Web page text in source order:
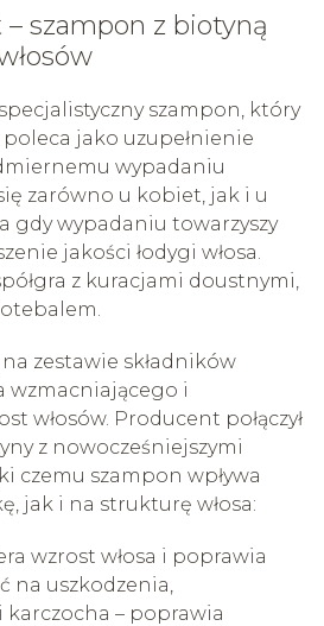
szampon z biotyną
szampon, który
jako uzupełnienie
wypadaniu
zarówno u kobiet, jak i u
gdy wypadaniu towarzyszy
jakości łodygi włosa.
z kuracjami doustnymi,
zestawie składników
wzmacniającego i
włosów. Producent połączył
z nowocześniejszymi
czemu szampon wpływa
jak i na strukturę włosa:
wzrost włosa i poprawia
na uszkodzenia,
karczocha – poprawia